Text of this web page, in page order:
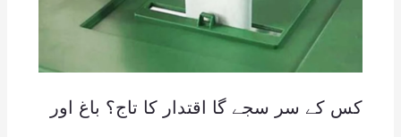
کس کے سر سجے گا اقتدار کا تاج؟ باغ اور